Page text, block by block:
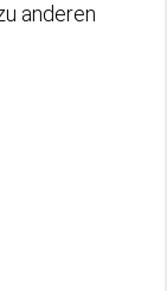
anderen